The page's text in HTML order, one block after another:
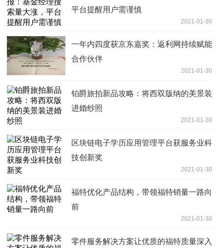
平台提醒用户需谨慎
2021-01-30
一年内四度获京东嘉奖：返利网持续赋能
合作伙伴
2021-01-30
铂爵旅拍新品攻略：将西双版纳的美景装
进婚纱照
2021-01-30
区块链电子学历应用管理平台获服务业科
技创新奖
2021-01-30
福特优化产品结构，带领福特销量一路向
前
2021-01-30
零件服务解决方案让优质的福特质量深入